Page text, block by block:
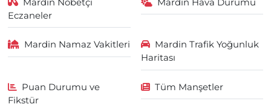
Eczaneler
Mardin Namaz Vakitleri
Mardin Trafik Yoğunluk
Haritası
Puan Durumu ve
Fikstür
Tüm Manşetler